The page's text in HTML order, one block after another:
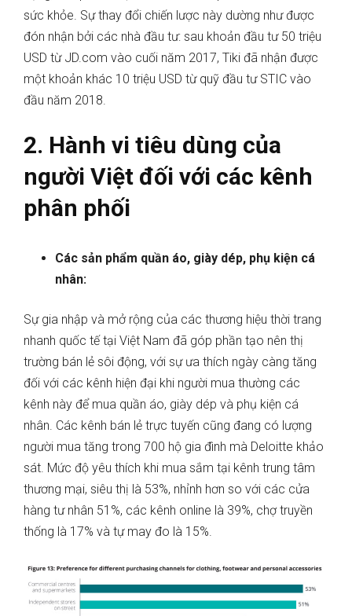
sức khỏe. Sự thay đổi chiến lược này dường như được
đón nhận bởi các nhà đầu tư: sau khoản đầu tư 50 triệu
USD từ JD.com vào cuối năm 2017, Tiki đã nhận được
một khoản khác 10 triệu USD từ quỹ đầu tư STIC vào
đầu năm 2018.
2. Hành vi tiêu dùng của
người Việt đối với các kênh
phân phối
Các sản phẩm quần áo, giày dép, phụ kiện cá
nhân:
Sự gia nhập và mở rộng của các thương hiệu thời trang
nhanh quốc tế tại Việt Nam đã góp phần tạo nên thị
trường bán lẻ sôi động, với sự ưa thích ngày càng tăng
đối với các kênh hiện đại khi người mua thường các
kênh này để mua quần áo, giày dép và phụ kiện cá
nhân. Các kênh bán lẻ trực tuyến cũng đang có lượng
người mua tăng trong 700 hộ gia đình mà Deloitte khảo
sát. Mức độ yêu thích khi mua sắm tại kênh trung tâm
thương mại, siêu thị là 53%, nhỉnh hơn so với các cửa
hàng tư nhân 51%, các kênh online là 39%, chợ truyền
thống là 17% và tự may đo là 15%.